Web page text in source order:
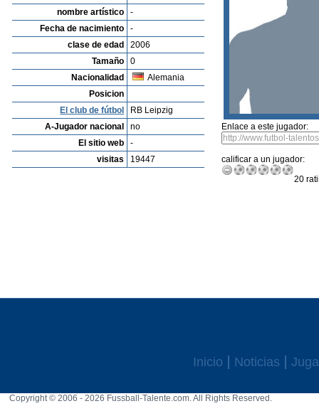
nombre artístico
-
Fecha de nacimiento
-
clase de edad
2006
Tamaño
0
Nacionalidad
Alemania
Posicion
El club de fútbol
RB Leipzig
A-Jugador nacional
no
El sitio web
-
visitas
19447
Enlace a este jugador:
calificar a un jugador:
20
Inicio Noticias
Copyright © 2006 - 2026 Fussball-Talente.com. All Rights Reserved.